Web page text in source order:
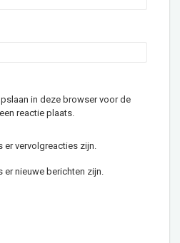
in deze browser voor de
reactie plaats.
er vervolgreacties zijn.
er nieuwe berichten zijn.